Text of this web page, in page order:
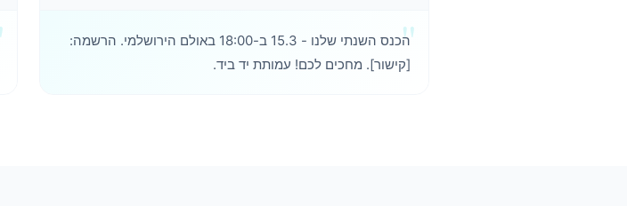
הכנס השנתי שלנו - 15.3 ב-18:00 באולם הירושלמי. הרשמה:
[קישור]. מחכים לכם! עמותת יד ביד.